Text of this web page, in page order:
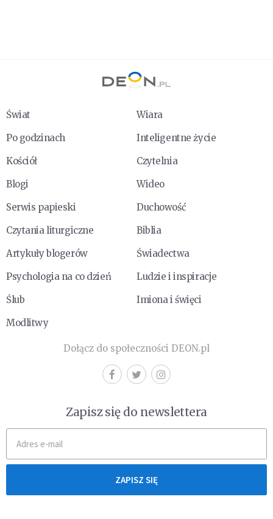
Świat
Wiara
Po godzinach
Inteligentne życie
Kościół
Czytelnia
Blogi
Wideo
Serwis papieski
Duchowość
Czytania liturgiczne
Biblia
Artykuły blogerów
Świadectwa
Psychologia na co dzień
Ludzie i inspiracje
Ślub
Imiona i święci
Modlitwy
Dołącz do społeczności DEON.pl
Zapisz się do newslettera
ZAPISZ SIĘ